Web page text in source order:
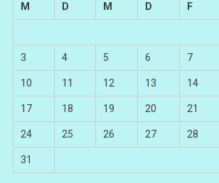
M
D M D F
3 4 5 6 7
10 11 12 13 14
17 18 19 20 21
24 25 26 27 28
31